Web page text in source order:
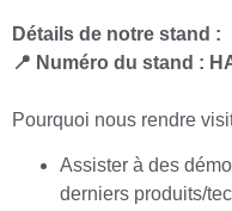
Détails de notre stand :
📍 Numéro du stand :
Pourquoi nous rendre
Assister à des
derniers produits/